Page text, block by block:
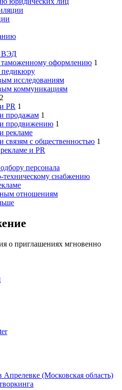
ВЭД
таможенному оформлению 1
педикюру
исследованиям
коммуникациям
2
PR 1
продажам 1
и продвижению 1
рекламе
связям с общественностью 1
и PR
персонала
техническому снабжению
отношениям
о приглашениях мгновенно
(Московская область)